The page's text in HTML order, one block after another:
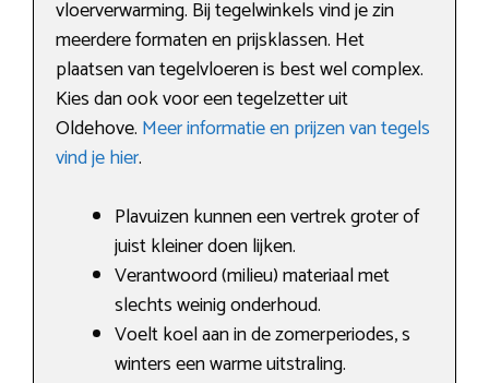
vloerverwarming. Bij tegelwinkels vind je zin
meerdere formaten en prijsklassen. Het
plaatsen van tegelvloeren is best wel complex.
Kies dan ook voor een tegelzetter uit
Oldehove. Meer informatie en prijzen van tegels
vind je hier.
Plavuizen kunnen een vertrek groter of
juist kleiner doen lijken.
Verantwoord (milieu) materiaal met
slechts weinig onderhoud.
Voelt koel aan in de zomerperiodes, s
winters een warme uitstraling.